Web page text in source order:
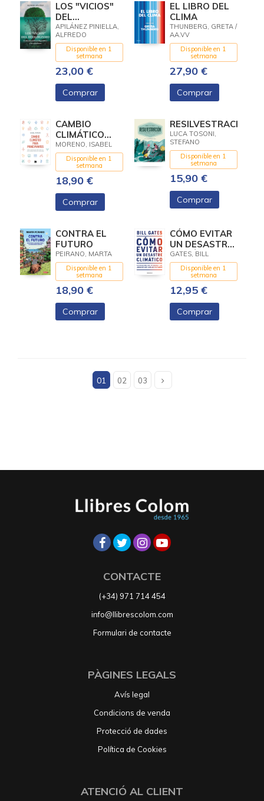
LOS "VICIOS"
DEL
ECOLOGISMO
APILÁNEZ PINIELLA,
ALFREDO
Disponible en 1
setmana
23,00 €
Comprar
EL LIBRO DEL
CLIMA
THUNBERG, GRETA /
AA.VV
Disponible en 1
setmana
27,90 €
Comprar
CAMBIO
CLIMÁTICO
PARA
PRINCIPIANTES
MORENO, ISABEL
Disponible en 1
setmana
18,90 €
Comprar
RESILVESTRACIÓN
LUCA TOSONI,
STEFANO
Disponible en 1
setmana
15,90 €
Comprar
CONTRA EL
FUTURO
PEIRANO, MARTA
Disponible en 1
setmana
18,90 €
Comprar
CÓMO EVITAR
UN DESASTRE
CLIMÁTICO
GATES, BILL
Disponible en 1
setmana
12,95 €
Comprar
01 02 03
CONTACTE
(+34) 971 714 454
info@llibrescolom.com
Formulari de contacte
PÀGINES LEGALS
Avís legal
Condicions de venda
Protecció de dades
Política de Cookies
ATENCIÓ AL CLIENT